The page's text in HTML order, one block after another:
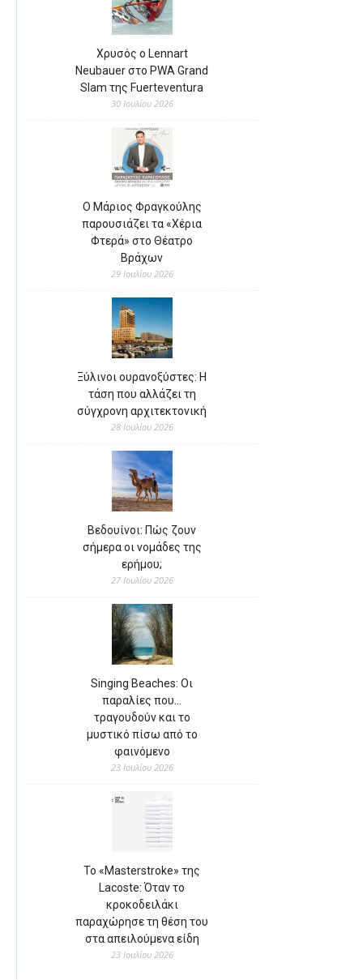
Χρυσός ο Lennart
Neubauer στο PWA Grand
Slam της Fuerteventura
30 Ιουλίου 2026
Ο Μάριος Φραγκούλης
παρουσιάζει τα «Χέρια
Φτερά» στο Θέατρο
Βράχων
29 Ιουλίου 2026
Ξύλινοι ουρανοξύστες: Η
τάση που αλλάζει τη
σύγχρονη αρχιτεκτονική
28 Ιουλίου 2026
Βεδουίνοι: Πώς ζουν
σήμερα οι νομάδες της
ερήμου;
27 Ιουλίου 2026
Singing Beaches: Οι
παραλίες που…
τραγουδούν και το
μυστικό πίσω από το
φαινόμενο
23 Ιουλίου 2026
Το «Masterstroke» της
Lacoste: Όταν το
κροκοδειλάκι
παραχώρησε τη θέση του
στα απειλούμενα είδη
23 Ιουλίου 2026